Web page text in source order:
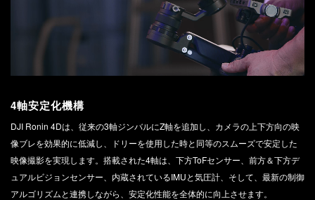
4軸安定化機構
DJI Ronin 4Dは、従来の3軸ジンバルにZ軸を追加し、カメラの上下方向の映
像ブレを効果的に低減し、ドリーを使用した時と同等のスムーズで安定した
映像撮影を実現します。搭載された4軸は、下方ToFセンサー、前方＆下方デ
ュアルビジョンセンサー、内蔵されているIMUと気圧計、そして、最新の制御
アルゴリズムと連携しながら、安定化性能を全体的に向上させます。